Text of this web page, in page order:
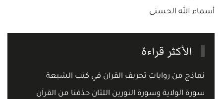
أسماء الله الحسنى
الأكثر قراءة
نماذج من روايات تحريف القران في كتب الشيعة
سورة الولاية وسورة النورين اللتان حذفتا من القرآن